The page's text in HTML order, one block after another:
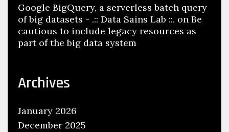
Google BigQuery, a serverless batch query
of big datasets - .:: Data Sains Lab ::. on Be
cautious to include legacy resources as
part of the big data system
Archives
January 2026
December 2025